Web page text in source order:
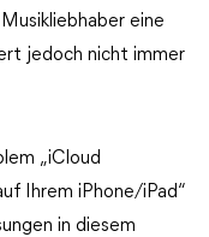
eine
jedoch nicht immer
„iCloud
Ihrem iPhone/iPad“
in diesem